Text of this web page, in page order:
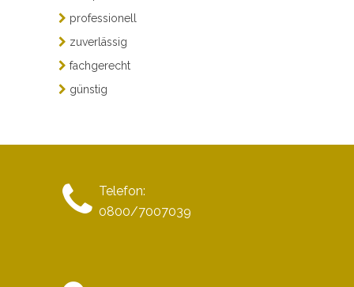
professionell
zuverlässig
fachgerecht
günstig
Telefon:
0800/7007039